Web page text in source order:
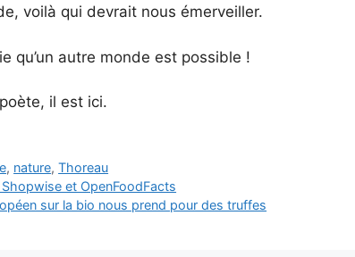
voilà qui devrait nous émerveiller.
qu’un autre monde est possible !
il est ici.
, nature,Thoreau
et OpenFoodFacts
sur la bio nous prend pour des truffes